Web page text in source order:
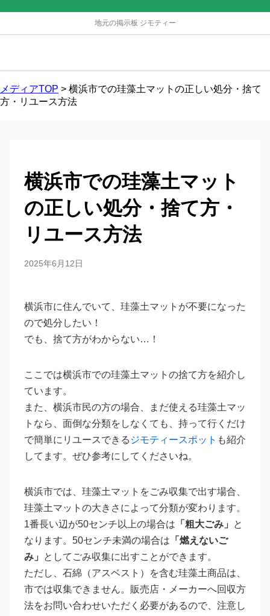
地元の掲示板 ジモティー
メディアTOP > 横浜市での珪藻土マットの正しい処分・捨て
方・リユース方法
横浜市での珪藻土マット
の正しい処分・捨て方・
リユース方法
2025年6月12日
横浜市に住んでいて、珪藻土マットが不要になった
ので処分したい！
でも、捨て方がわからない…！
ここでは横浜市での珪藻土マットの捨て方を紹介し
ています。
また、横浜市民の方の場合、まだ使える珪藻土マッ
トなら、面倒な分類をしなくても、持って行くだけ
で簡単にリユースできる ジモティースポット も紹介
してます。ぜひ参考にしてくださいね。
横浜市では、珪藻土マットをごみ収集で出す場合、
珪藻土マットの大きさによって分類が変わります。
1番長い辺が50センチ以上の場合は 「粗大ごみ」
と
なります。50センチ未満の場合は 「燃えないご
み」
としてごみ収集に出すことができます。
ただし、石綿（アスベスト）を含む珪藻土商品は、
市では収集できません。販売店・メーカーへ回収方
法をお問い合わせいただく必要があるので、注意し